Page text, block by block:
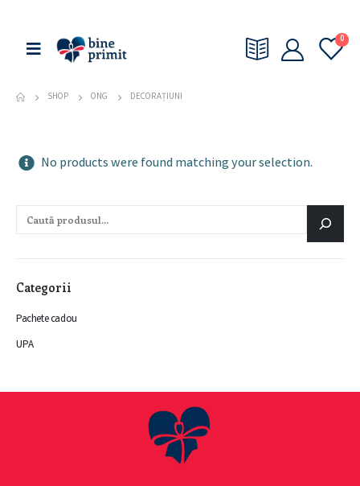
0
SHOP ONG DECORAȚIUNI
No products were found matching your selection.
Categorii
Pachete cadou
UPA